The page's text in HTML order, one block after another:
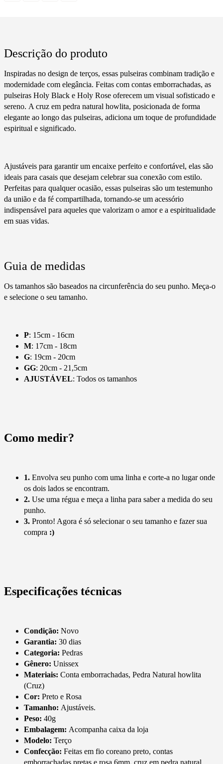
Descrição do produto
Inspiradas no design de terços, essas pulseiras combinam tradição e
modernidade com elegância. Feitas com contas emborrachadas, as
pulseiras Holy Black e Holy Rose oferecem um visual sofisticado e
sereno. A cruz em pedra natural howlita, posicionada de forma
elegante ao longo das pulseiras, adiciona um toque de profundidade
espiritual e significado.
Ajustáveis para garantir um encaixe perfeito e confortável, elas são
ideais para casais que desejam celebrar sua conexão com estilo.
Perfeitas para qualquer ocasião, essas pulseiras são um testemunho
da união e da fé compartilhada, tornando-se um acessório
indispensável para aqueles que valorizam o amor e a espiritualidade
em suas vidas.
Guia de medidas
Os tamanhos são baseados na circunferência do seu punho. Meça-o
e selecione o seu tamanho.
P: 15cm - 16cm
M: 17cm - 18cm
G: 19cm - 20cm
GG: 20cm - 21,5cm
AJUSTÁVEL: Todos os tamanhos
Como medir?
1. Envolva seu punho com uma linha e corte-a no lugar onde
os dois lados se encontram.
2. Use uma régua e meça a linha para saber a medida do seu
punho.
3. Pronto! Agora é só selecionar o seu tamanho e fazer sua
compra :)
Especificações técnicas
Condição: Novo
Garantia: 30 dias
Categoria: Pedras
Gênero: Unissex
Materiais: Conta emborrachadas, Pedra Natural howlita
(Cruz)
Cor: Preto e Rosa
Tamanho: Ajustáveis.
Peso: 40g
Embalagem: Acompanha caixa da loja
Modelo: Terço
Confecção: Feitas em fio coreano preto, contas
emborrachadas pretas e rosa 6mm, cruz em pedra natural